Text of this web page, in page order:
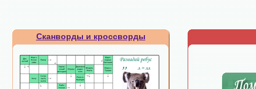
Сканворды и кроссворды